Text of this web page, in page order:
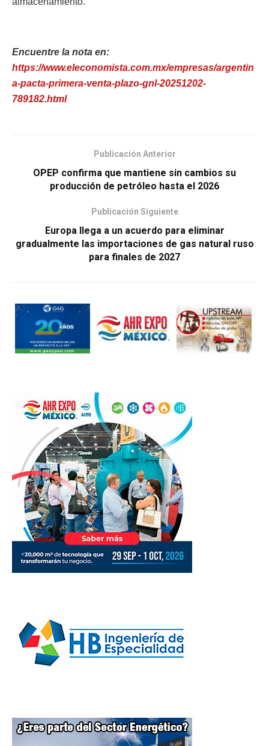
Encuentre la nota en:
https://www.eleconomista.com.mx/empresas/argentin
a-pacta-primera-venta-plazo-gnl-20251202-
789182.html
Publicación Anterior
OPEP confirma que mantiene sin cambios su
producción de petróleo hasta el 2026
Publicación Siguiente
Europa llega a un acuerdo para eliminar
gradualmente las importaciones de gas natural ruso
para finales de 2027